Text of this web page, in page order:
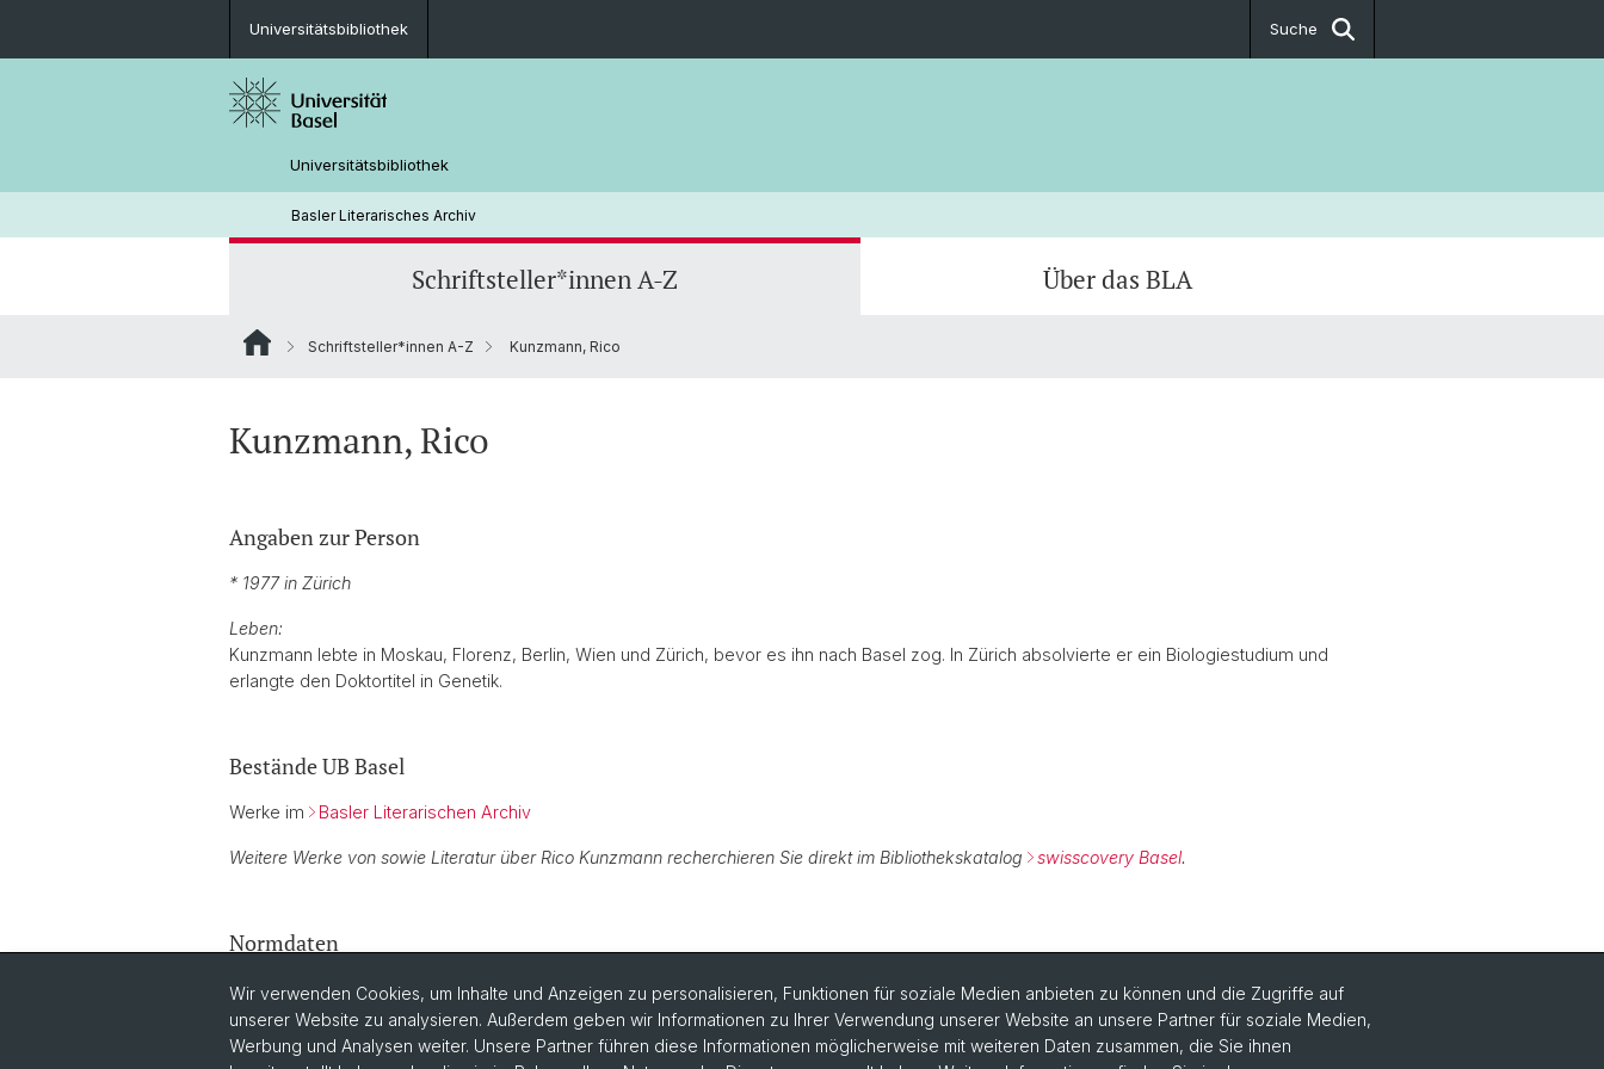
Universitätsbibliothek Suche
Universitätsbibliothek
Basler Literarisches Archiv
Schriftsteller*innen A-Z Über das BLA
Schriftsteller*innen A-Z Kunzmann, Rico
Kunzmann, Rico
Angaben zur Person
* 1977 in Zürich
Leben:
Kunzmann lebte in Moskau, Florenz, Berlin, Wien und Zürich, bevor es ihn nach Basel zog. In Zürich absolvierte er ein Biologiestudium und
erlangte den Doktortitel in Genetik.
Bestände UB Basel
Werke im Basler Literarischen Archiv
Weitere Werke von sowie Literatur über Rico Kunzmann recherchieren Sie direkt im Bibliothekskatalog swisscovery Basel.
Normdaten
GND: 1046279610
Wir verwenden Cookies, um Inhalte und Anzeigen zu personalisieren, Funktionen für soziale Medien anbieten zu können und die Zugriffe auf
unserer Website zu analysieren. Außerdem geben wir Informationen zu Ihrer Verwendung unserer Website an unsere Partner für soziale Medien,
Werbung und Analysen weiter. Unsere Partner führen diese Informationen möglicherweise mit weiteren Daten zusammen, die Sie ihnen